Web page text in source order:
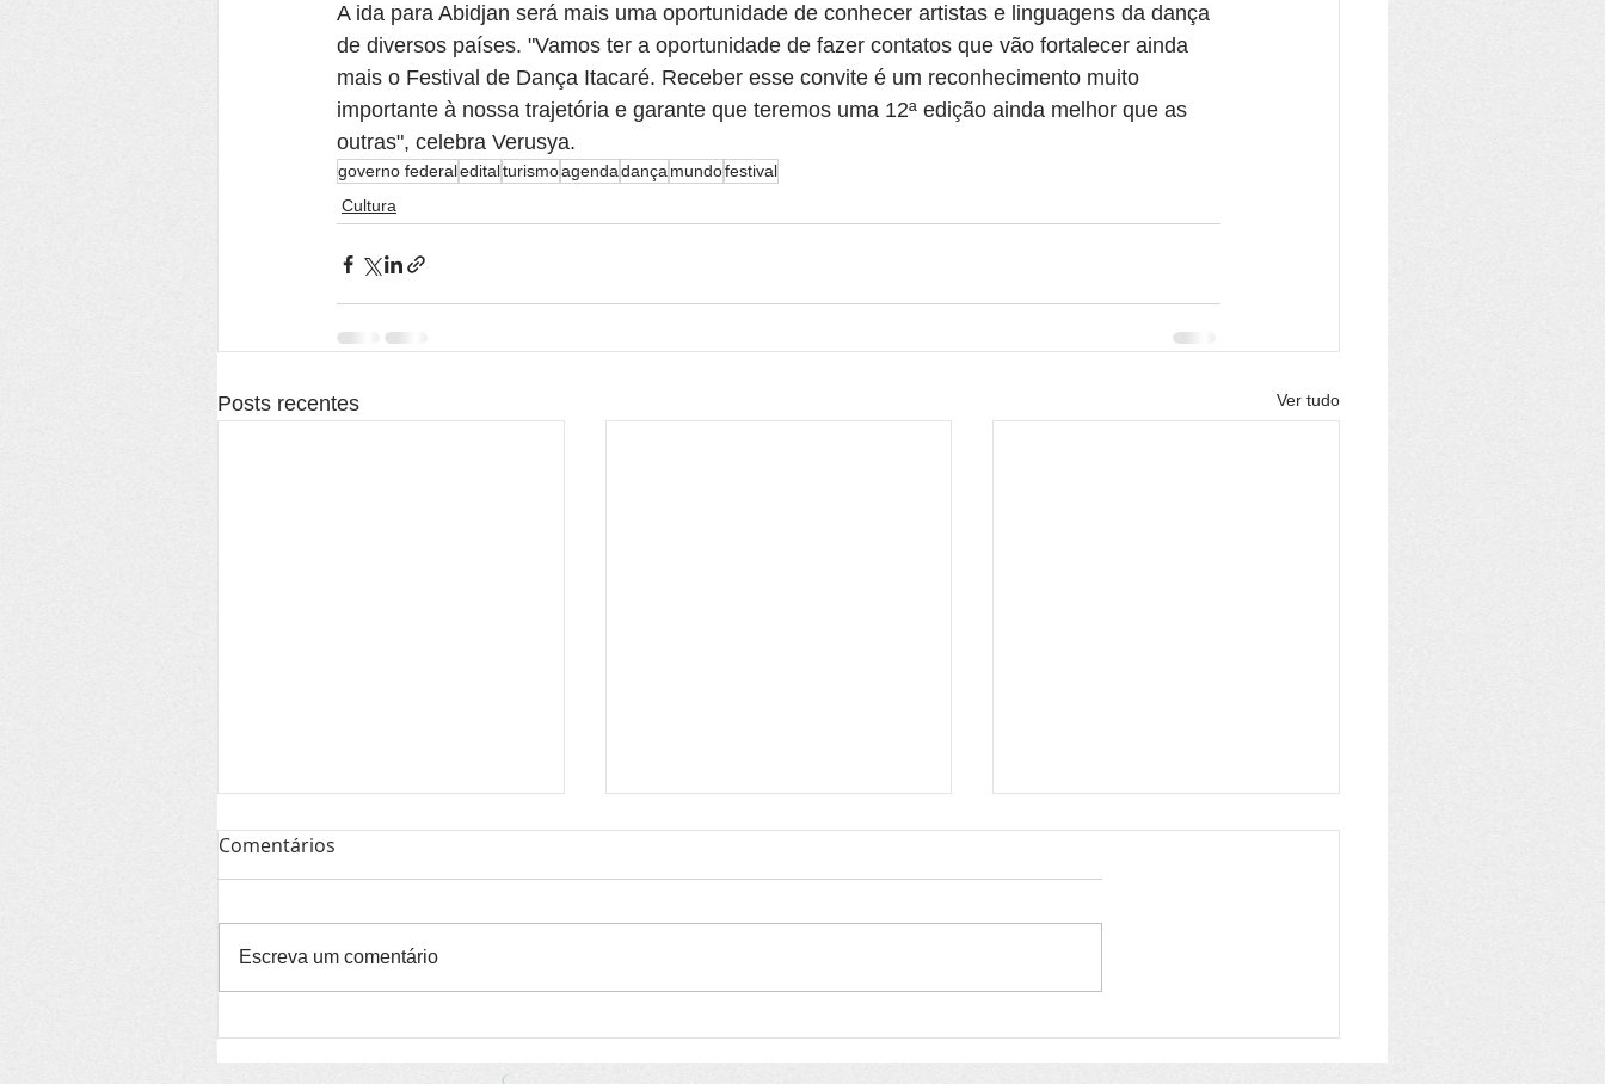
A ida para Abidjan será mais uma oportunidade de conhecer artistas e linguagens da dança
de diversos países. "Vamos ter a oportunidade de fazer contatos que vão fortalecer ainda
mais o Festival de Dança Itacaré. Receber esse convite é um reconhecimento muito
importante à nossa trajetória e garante que teremos uma 12ª edição ainda melhor que as
outras", celebra Verusya.
governo federaleditalturismoagendadança mundofestival
Cultura
Posts recentes Ver tudo
Espetáculo de teatro
gratuito chega a Itacaré e
Começa a votação dos
Prêmios “Itacaré, Capital da
Prêmios PNAB Itacaré:
Divulgado o resultado
Comentários
Escreva um comentário